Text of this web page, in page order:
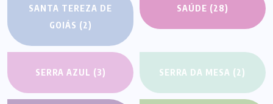
SANTA TEREZA DE
GOIÁS (2)
SAÚDE (28)
SERRA AZUL (3) SERRA DA MESA (2)